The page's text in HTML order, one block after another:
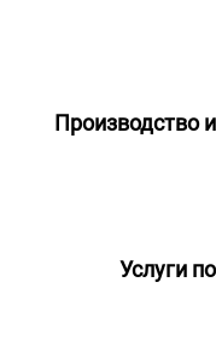
Производство
Услуги